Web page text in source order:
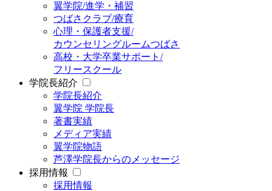
翼学院/進学・補習
つばさクラブ/療育
心理・保護者支援/
カウンセリングルームつばさ
高校・大学卒業サポート/
フリースクール
学院長紹介
学院長紹介
翼学院 学院長
著書実績
メディア実績
翼学院物語
芦澤学院長からのメッセージ
採用情報
採用情報